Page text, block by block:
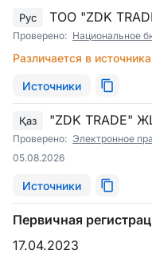
Рус ТОО "ZDK
Проверено: Национальное
Различается в
Источники
Қаз "ZDK TRADE"
Проверено: Электронное
05.08.2026
Источники
Первичная
17.04.2023